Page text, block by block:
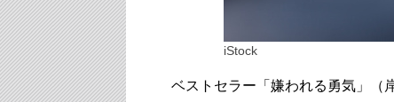
iStock
ベストセラー「嫌われる勇気」（